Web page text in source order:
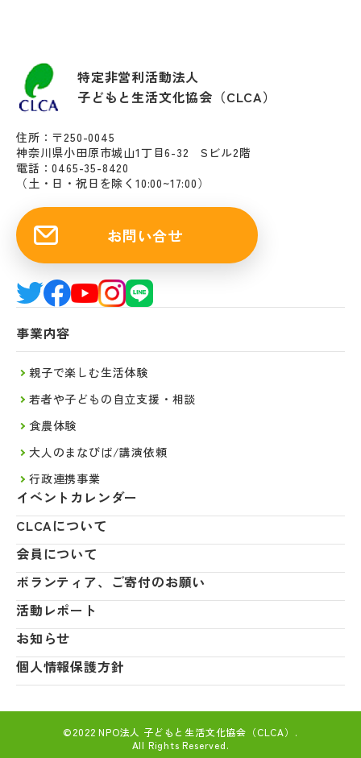
特定非営利活動法人
子どもと生活文化協会（CLCA）
住所：〒250-0045
神奈川県小田原市城山1丁目6-32 Sビル2階
電話：0465-35-8420
（土・日・祝日を除く10:00~17:00）
お問い合せ
事業内容
親子で楽しむ生活体験
若者や子どもの自立支援・相談
食農体験
大人のまなびば/講演依頼
行政連携事業
イベントカレンダー
CLCAについて
会員について
ボランティア、ご寄付のお願い
活動レポート
お知らせ
個人情報保護方針
©2022 NPO法人 子どもと生活文化協会（CLCA）.
All Rights Reserved.